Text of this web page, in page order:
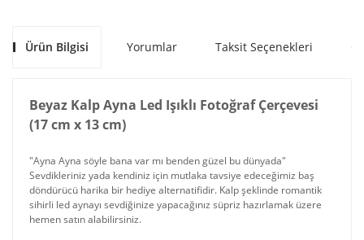
Ürün Bilgisi Yorumlar Taksit Seçenekleri
Beyaz Kalp Ayna Led Işıklı Fotoğraf Çerçevesi
(17 cm x 13 cm)
"Ayna Ayna söyle bana var mı benden güzel bu dünyada"
Sevdikleriniz yada kendiniz için mutlaka tavsiye edeceğimiz baş
döndürücü harika bir hediye alternatifidir. Kalp şeklinde romantik
sihirli led aynayı sevdiğinize yapacağınız süpriz hazırlamak üzere
hemen satın alabilirsiniz.